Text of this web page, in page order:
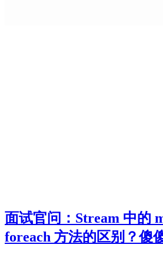
面试官问：Stream 中的
foreach 方法的区别？傻